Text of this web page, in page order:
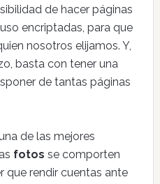
de hacer páginas
encriptadas, para que
nosotros elijamos. Y,
basta con tener una
de tantas páginas
de las mejores
fotos se comporten
que rendir cuentas ante